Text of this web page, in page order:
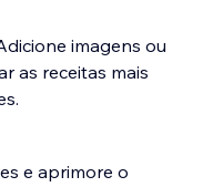
imagens ou
as receitas mais
e aprimore o